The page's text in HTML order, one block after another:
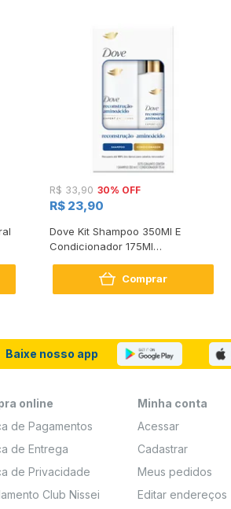
R$ 33,90 30% OFF
R$ 23,90
Dove Kit Shampoo 350Ml E
Condicionador 175Ml
Comprar
Baixe nosso app
online
de Pagamentos
de Entrega
de Privacidade
Club Nissei
Minha conta
Acessar
Cadastrar
Meus pedidos
Editar endereços